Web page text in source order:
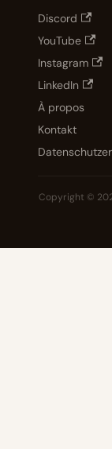
Discord
YouTube
Instagram
LinkedIn
À propos
Kontakt
Copyright ©